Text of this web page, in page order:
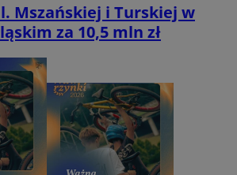
Mszańskiej i Turskiej w
za 10,5 mln zł